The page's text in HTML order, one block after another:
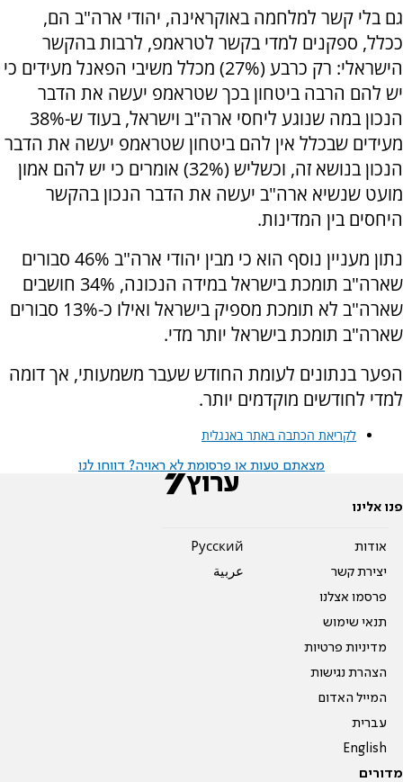
גם בלי קשר למלחמה באוקראינה, יהודי ארה"ב הם,
ככלל, ספקנים למדי בקשר לטראמפ, לרבות בהקשר
הישראלי: רק כרבע (27%) מכלל משיבי הפאנל מעידים כי
יש להם הרבה ביטחון בכך שטראמפ יעשה את הדבר
הנכון במה שנוגע ליחסי ארה"ב וישראל, בעוד ש-38%
מעידים שבכלל אין להם ביטחון שטראמפ יעשה את הדבר
הנכון בנושא זה, וכשליש (32%) אומרים כי יש להם אמון
מועט שנשיא ארה"ב יעשה את הדבר הנכון בהקשר
היחסים בין המדינות.
נתון מעניין נוסף הוא כי מבין יהודי ארה"ב 46% סבורים
שארה"ב תומכת בישראל במידה הנכונה, 34% חושבים
שארה"ב לא תומכת מספיק בישראל ואילו כ-13% סבורים
שארה"ב תומכת בישראל יותר מדי.
הפער בנתונים לעומת החודש שעבר משמעותי, אך דומה
למדי לחודשים מוקדמים יותר.
לקריאת הכתבה באתר באנגלית
מצאתם טעות או פרסומת לא ראויה? דווחו לנו
פנו אלינו
אודות
יצירת קשר
פרסמו אצלנו
תנאי שימוש
מדיניות פרטיות
הצהרת נגישות
המייל האדום
עברית
English
Pусский
عربية
מדורים